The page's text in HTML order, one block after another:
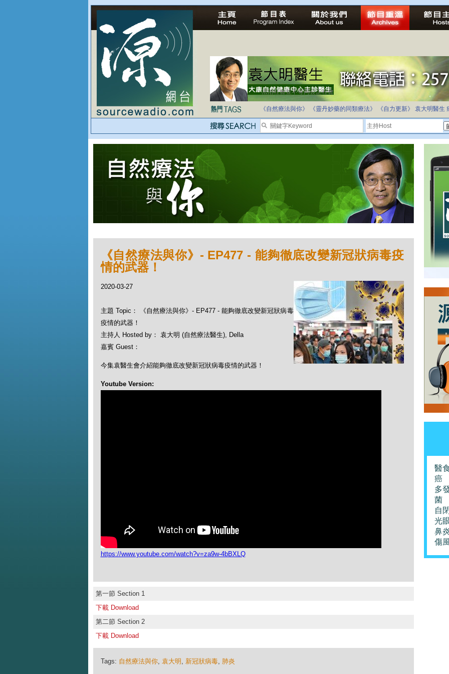
法治社會並不等同公正社會
自家教育合法化-推動多元化教育，全民學卷制
《自然療法與你》
《靈丹妙藥的同類療法》 《自力更新》 袁大明醫生
《自然療法與你》- EP477 - 能夠徹底改變新冠狀病毒疫
情的武器！
2020-03-27
主題 Topic： 《自然療法與你》- EP477 - 能夠徹底改變新冠狀病毒
疫情的武器！
主持人 Hosted by： 袁大明 (自然療法醫生), Della
嘉賓 Guest：
今集袁醫生會介紹能夠徹底改變新冠狀病毒疫情的武器！
Youtube Version:
https://www.youtube.com/watch?v=za9w-4bBXLQ
第一節 Section 1
下載 Download
第二節 Section 2
下載 Download
Tags: 自然療法與你, 袁大明 , 新冠狀病毒, 肺炎
醫
癌
多
菌
自
光
鼻
傷